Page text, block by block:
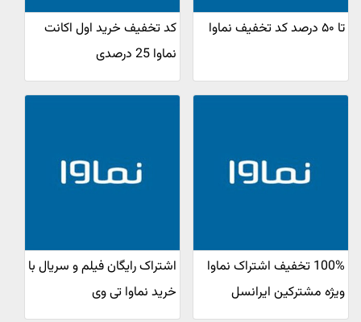
تا ۵۰ درصد کد تخفیف نماوا
کد تخفیف خرید اول اکانت
نماوا 25 درصدی
100% تخفیف اشتراک نماوا
ویژه مشترکین ایرانسل
اشتراک رایگان فیلم و سریال با
خرید نماوا تی وی